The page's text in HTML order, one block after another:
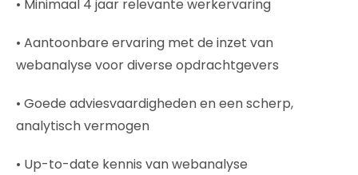
• Minimaal 4 jaar relevante werkervaring
• Aantoonbare ervaring met de inzet van
webanalyse voor diverse opdrachtgevers
• Goede adviesvaardigheden en een scherp,
analytisch vermogen
• Up-to-date kennis van webanalyse